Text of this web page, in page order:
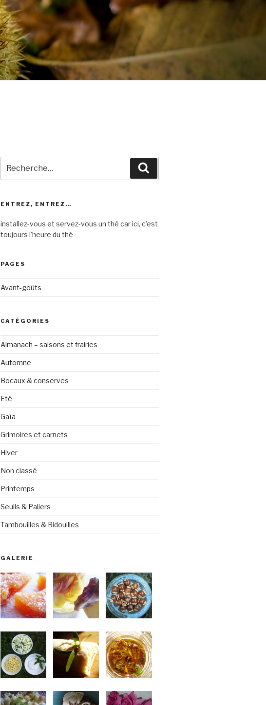
pour
:
ENTREZ, ENTREZ…
installez-vous et servez-vous un thé car ici, c'est
toujours l'heure du thé
PAGES
Avant-goûts
CATÉGORIES
Almanach – saisons et frairies
Automne
Bocaux & conserves
Eté
Gaïa
Grimoires et carnets
Hiver
Non classé
Printemps
Seuils & Paliers
Tambouilles & Bidouilles
GALERIE